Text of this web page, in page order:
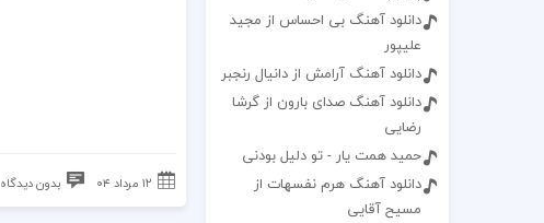
دانلود آهنگ بی احساس از مجید
علیپور
دانلود آهنگ آرامش از دانیال رنجبر
دانلود آهنگ صدای بارون از گرشا
رضایی
حمید همت یار - تو دلیل بودنی
دانلود آهنگ هرم نفسهات از
مسیح آقایی
۱۲ مرداد ۰۴ بدون دیدگاه